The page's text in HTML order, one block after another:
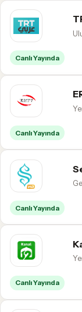
Canlı Yayında
Canlı Yayında
Canlı Yayında
Canlı Yayında